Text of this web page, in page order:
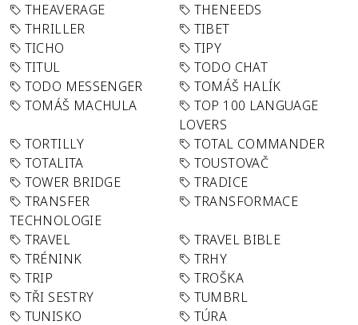
THEAVERAGE
THENEEDS
THRILLER
TIBET
TICHO
TIPY
TITUL
TODO CHAT
TODO MESSENGER
TOMÁŠ HALÍK
TOMÁŠ MACHULA
TOP 100 LANGUAGE
LOVERS
TORTILLY
TOTAL COMMANDER
TOTALITA
TOUSTOVAČ
TOWER BRIDGE
TRADICE
TRANSFER
TECHNOLOGIE
TRANSFORMACE
TRAVEL
TRAVEL BIBLE
TRÉNINK
TRHY
TRIP
TROŠKA
TŘI SESTRY
TUMBRL
TUNISKO
TÚRA